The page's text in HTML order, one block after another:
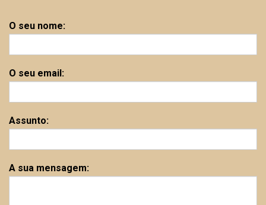
O seu nome:
O seu email:
Assunto:
A sua mensagem: